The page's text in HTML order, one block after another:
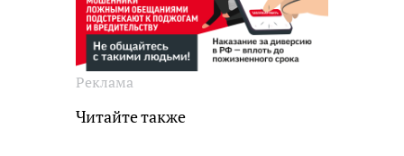
Реклама
Читайте также